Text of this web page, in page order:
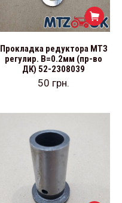
Прокладка редуктора МТЗ
регулир. В=0.2мм (пр-во
ДК) 52-2308039
50 грн.